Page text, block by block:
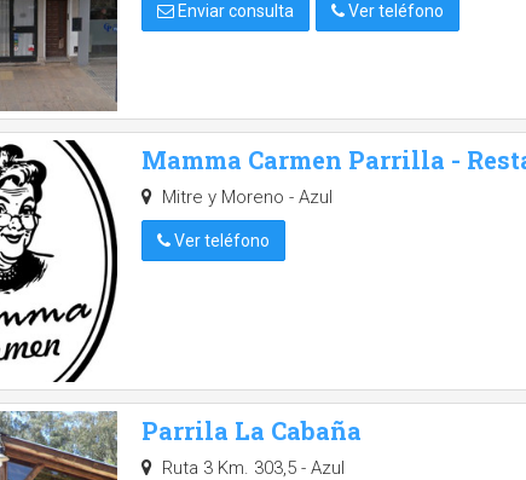
Enviar consulta Ver teléfono
Mamma Carmen Parrilla -
Mitre y Moreno - Azul
Ver teléfono
Parrila La Cabaña
Ruta 3 Km. 303,5 - Azul